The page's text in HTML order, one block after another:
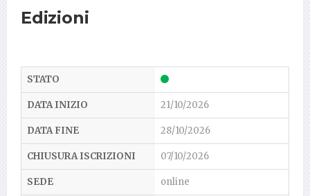
Edizioni
21/10/2026
28/10/2026
07/10/2026
online